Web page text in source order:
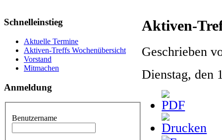
Aktiven-
Geschrieben
Dienstag, den
Schnelleinstieg
Aktuelle Termine
Aktiven-Treffs Wochenübersicht
Vorstand
Mitmachen
Anmeldung
Benutzername